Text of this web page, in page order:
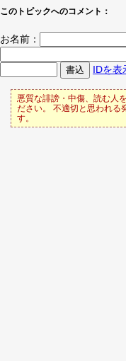
このトピックへのコメント：
お名前：
IDを表
悪質な誹謗・中傷、読む人
ださい。 不適切と思われる
す。